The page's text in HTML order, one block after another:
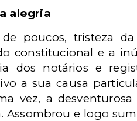
alegria
poucos, tristeza
constitucional e a
dos notários e
a sua causa
vez, a
Assombrou e logo